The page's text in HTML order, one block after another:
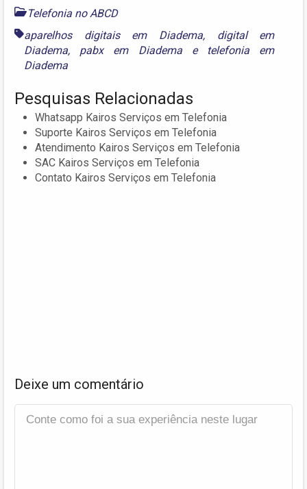
Telefonia no ABCD
aparelhos digitais em Diadema, digital em
Diadema, pabx em Diademae telefonia em
Diadema
Pesquisas Relacionadas
Whatsapp Kairos Serviços em Telefonia
Suporte Kairos Serviços em Telefonia
Atendimento Kairos Serviços em Telefonia
SAC Kairos Serviços em Telefonia
Contato Kairos Serviços em Telefonia
Deixe um comentário